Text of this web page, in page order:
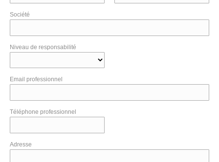
Société
Niveau de responsabilité
Email professionnel
Téléphone professionnel
Adresse